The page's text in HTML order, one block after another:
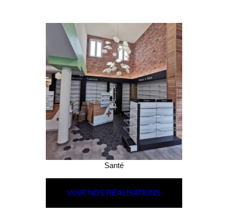
Santé
VOIR NOS RÉALISATIONS